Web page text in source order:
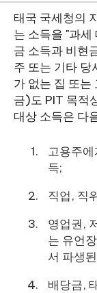
태국 국세청의
는 소득을 "과세
금 소득과 비현
주 또는 기타 당
가 없는 집 또는
금)도 PIT 목적
대상 소득은 다
고용주
득;
직업, 직
영업권,
는 유언
서 파생
배당금,